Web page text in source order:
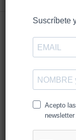
Publicado por
relacionado
estucado,folleto,
La invención de
clave en el siglo
del papel.